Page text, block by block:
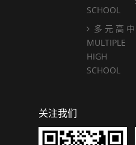
SCHOOL
多 元 高 中
MULTIPLE
HIGH
SCHOOL
关注我们